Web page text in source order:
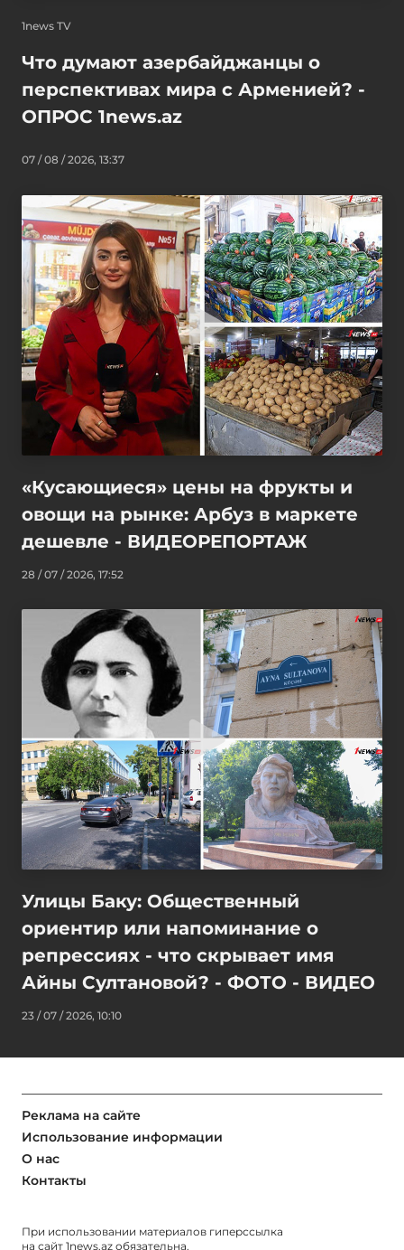
1news TV
Что думают азербайджанцы о
перспективах мира с Арменией? -
ОПРОС 1news.az
07 / 08 / 2026, 13:37
«Кусающиеся» цены на фрукты и
овощи на рынке: Арбуз в маркете
дешевле - ВИДЕОРЕПОРТАЖ
28 / 07 / 2026, 17:52
Улицы Баку: Общественный
ориентир или напоминание о
репрессиях - что скрывает имя
Айны Султановой? - ФОТО - ВИДЕО
23 / 07 / 2026, 10:10
Реклама на сайте
Использование информации
О нас
Контакты
При использовании материалов гиперссылка
на сайт 1news.az обязательна.